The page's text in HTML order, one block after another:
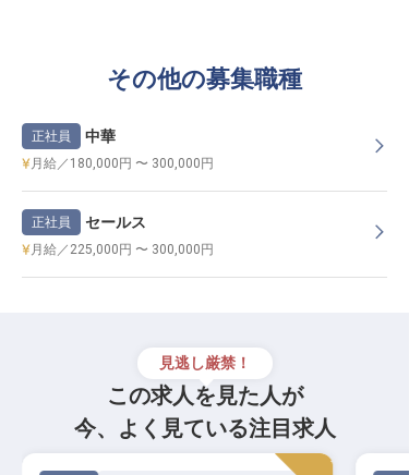
その他の募集職種
正社員 中華
月給／180,000円 〜 300,000円
正社員 セールス
月給／225,000円 〜 300,000円
見逃し厳禁！
この求人を見た人が
今、よく見ている注目求人